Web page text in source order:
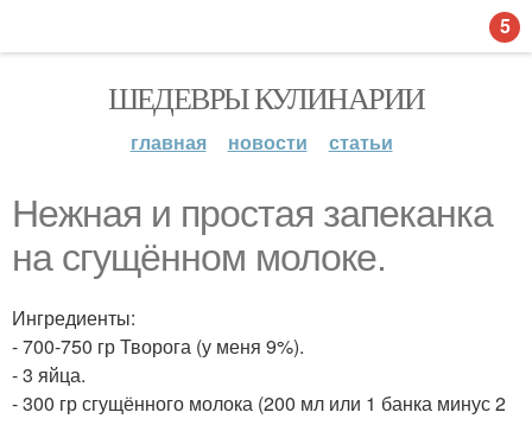
ШЕДЕВРЫ КУЛИНАРИИ
главная новости статьи
Нежная и простая запеканка
на сгущённом молоке.
Ингредиенты:
- 700-750 гр Творога (у меня 9%).
- 3 яйца.
- 300 гр сгущённого молока (200 мл или 1 банка минус 2
5